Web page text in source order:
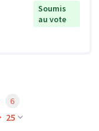
Soumis
au vote
25
6